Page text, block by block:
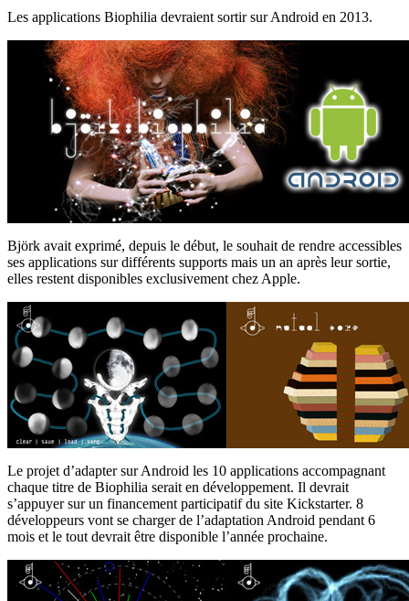
Les applications Biophilia devraient sortir sur Android en 2013.
Björk avait exprimé, depuis le début, le souhait de rendre accessibles
ses applications sur différents supports mais un an après leur sortie,
elles restent disponibles exclusivement chez Apple.
Le projet d’adapter sur Android les 10 applications accompagnant
chaque titre de Biophilia serait en développement. Il devrait
s’appuyer sur un financement participatif du site Kickstarter. 8
développeurs vont se charger de l’adaptation Android pendant 6
mois et le tout devrait être disponible l’année prochaine.